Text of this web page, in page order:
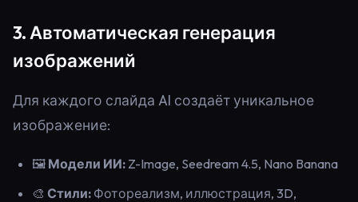
3. Автоматическая генерация
изображений
Для каждого слайда AI создаёт уникальное
изображение:
🖼️ Модели ИИ: Z-Image, Seedream 4.5, Nano Banana
🎨 Стили: Фотореализм, иллюстрация, 3D,